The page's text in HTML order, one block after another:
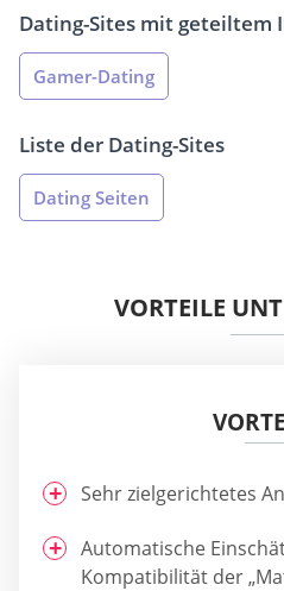
Dating-Sites mit geteiltem
Gamer-Dating
Liste der Dating-Sites
Dating Seiten
VORTEILE
Sehr zielgerichtetes
Automatische
Kompatibilität der